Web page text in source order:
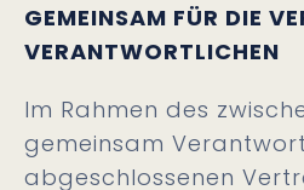
GEMEINSAM FÜR DIE
VERANTWORTLICHEN
Im Rahmen des
gemeinsam
abgeschlossenen